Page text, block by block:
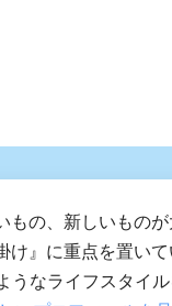
もの、新しいもの
け』に重点を置い
うなライフスタイ